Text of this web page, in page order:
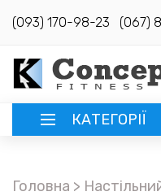
(093) 170-98-23 (067)
КАТЕГОРІЇ
Головна >